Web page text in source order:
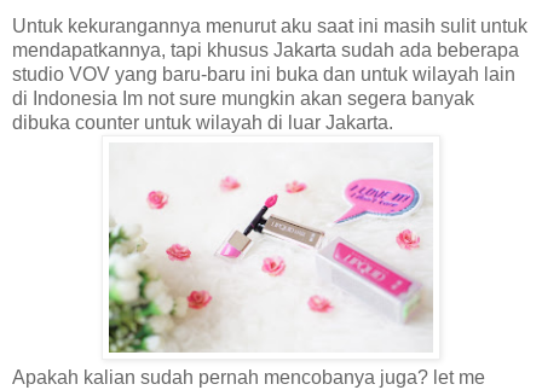
Untuk kekurangannya menurut aku saat ini masih sulit untuk
mendapatkannya, tapi khusus Jakarta sudah ada beberapa
studio VOV yang baru-baru ini buka dan untuk wilayah lain
di Indonesia Im not sure mungkin akan segera banyak
dibuka counter untuk wilayah di luar Jakarta.
Apakah kalian sudah pernah mencobanya juga? let me